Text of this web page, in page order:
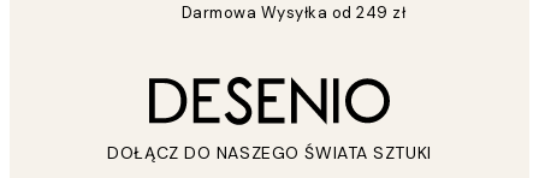
Darmowa Wysyłka od 249 zł
DOŁĄCZ DO NASZEGO ŚWIATA SZTUKI